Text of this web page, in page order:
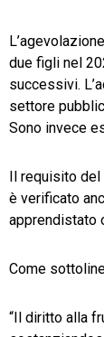
due figli nel
successivi.
settore
Sono invece
Il requisito del
è verificato
apprendistato
Come
“Il diritto alla